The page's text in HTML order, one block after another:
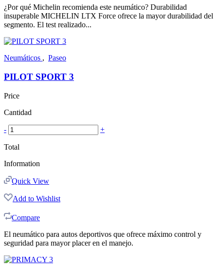
¿Por qué Michelin recomienda este neumático? Durabilidad
insuperable MICHELIN LTX Force ofrece la mayor durabilidad del
segmento. El test realizado...
Neumáticos , Paseo
PILOT SPORT 3
Price
Cantidad
- +
Total
Information
Quick View
Add to Wishlist
Compare
El neumático para autos deportivos que ofrece máximo control y
seguridad para mayor placer en el manejo.